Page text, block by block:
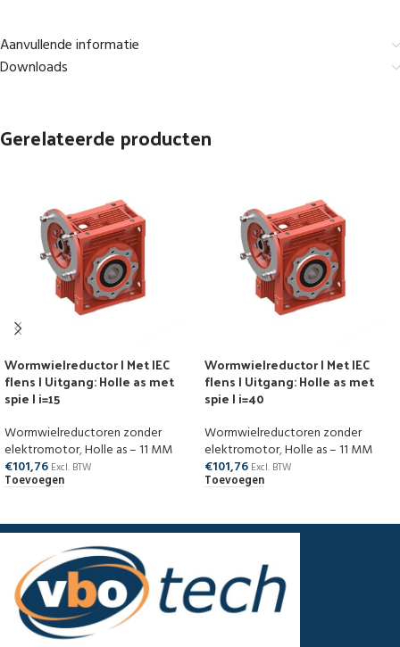
Aanvullende informatie
Downloads
Gerelateerde producten
Wormwielreductor | Met IEC
flens | Uitgang: Holle as met
spie | i=15
Wormwielreductoren zonder
elektromotor,Holle as – 11 MM
€101,76 Excl. BTW
Toevoegen
Wormwielreductor | Met IEC
flens | Uitgang: Holle as met
spie | i=40
Wormwielreductoren zonder
elektromotor,Holle as – 11 MM
€101,76 Excl. BTW
Toevoegen